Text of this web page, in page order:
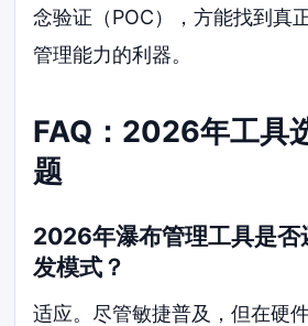
念验证（POC），方能找到真
管理能力的利器。
FAQ：2026年工具
题
2026年瀑布管理工具是否
发模式？
适应。尽管敏捷普及，但在硬